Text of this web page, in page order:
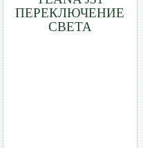
ПЕРЕКЛЮЧЕНИЕ
СВЕТА